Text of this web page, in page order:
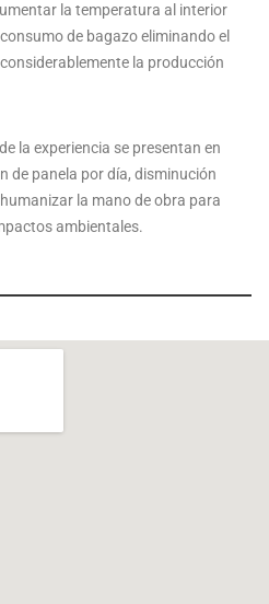
la temperatura al interior
de bagazo eliminando el
la producción
la experiencia se presentan en
de panela por día, disminución
la mano de obra para
ambientales.